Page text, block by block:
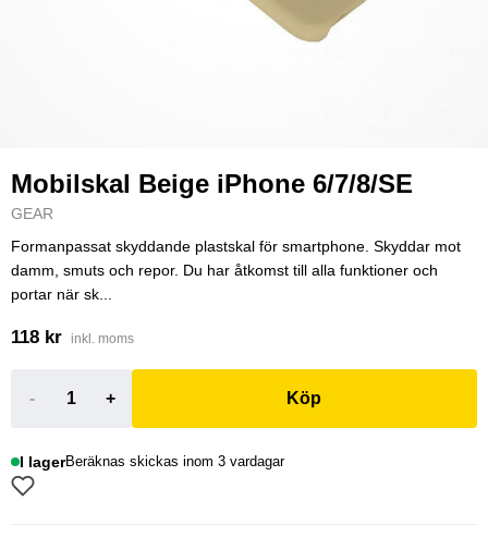
Mobilskal Beige iPhone 6/7/8/SE
GEAR
Formanpassat skyddande plastskal för smartphone. Skyddar mot
damm, smuts och repor. Du har åtkomst till alla funktioner och
portar när sk...
118 kr inkl. moms
- + Köp
I lagerBeräknas skickas inom 3 vardagar